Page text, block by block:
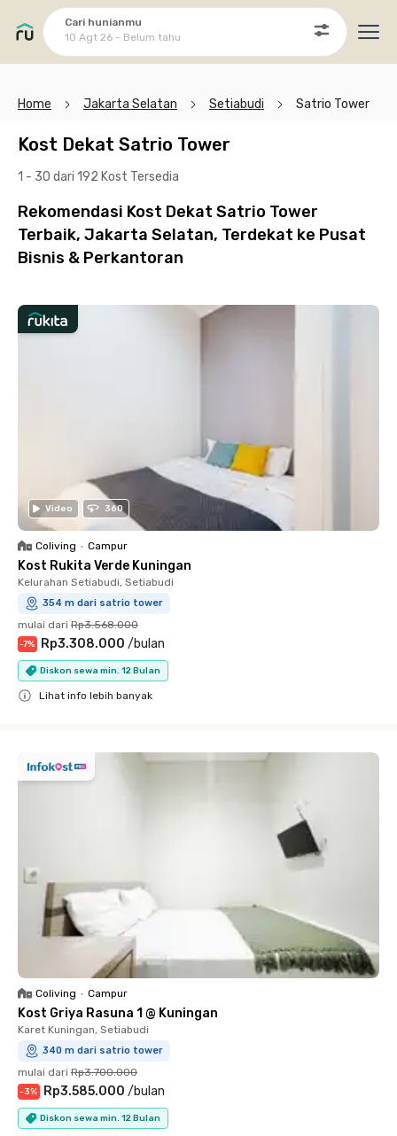
Cari hunianmu
10 Agt 26 - Belum tahu
Home Jakarta Selatan Setiabudi Satrio Tower
Kost Dekat Satrio Tower
1 - 30 dari 192 Kost Tersedia
Rekomendasi Kost Dekat Satrio Tower
Terbaik, Jakarta Selatan, Terdekat ke Pusat
Bisnis & Perkantoran
Video 360
Coliving • Campur
Kost Rukita Verde Kuningan
Kelurahan Setiabudi, Setiabudi
354 m dari satrio tower
mulai dari Rp3.568.000
-7% Rp3.308.000 /bulan
Diskon sewa min. 12 Bulan
Lihat info lebih banyak
Coliving • Campur
Kost Griya Rasuna 1 @ Kuningan
Karet Kuningan, Setiabudi
340 m dari satrio tower
mulai dari Rp3.700.000
-3% Rp3.585.000 /bulan
Diskon sewa min. 12 Bulan